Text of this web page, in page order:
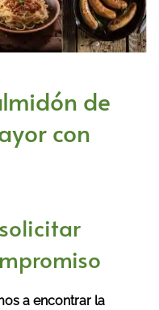
de
con
a encontrar la